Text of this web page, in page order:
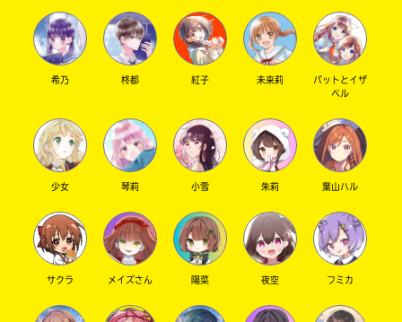
SNSでシェアする
希乃 柊都 紅子 未来莉
パットとイザ
ベル
少女 琴莉 小雪 朱莉 葉山ハル
サクラ メイズさん 陽菜 夜空 フミカ